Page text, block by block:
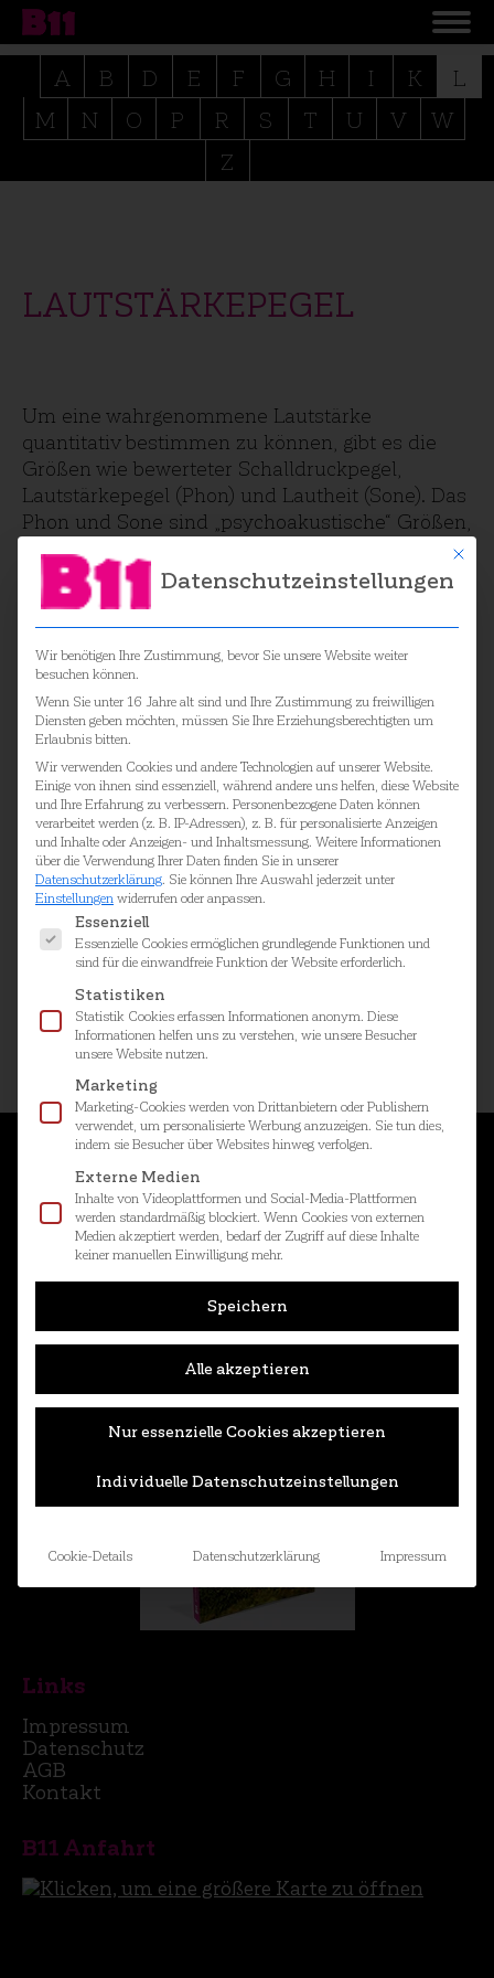
A B D E F G H I K
L
M
N O P R S T U V
W
Z
LAUTSTÄRKEPEGEL
Um eine wahrgenommene Lautstärke
quantitativ bestimmen zu können, gibt es die
Größen wie bewerteter Schalldruckpegel,
Lautstärkepegel (Phon) und Lautheit (Sone). Das
Phon und Sone sind „psychoakustische“ Größen,
welche die Wahrnehmung von Schall
beschreiben, nicht ihre physikalischen
Eigenschaften. Durch Hörversuche ist die
Definition dieser Größen möglich. Der bewertete
Schalldruckpegel leistet zwar eine
psychoakustische, dennoch brauchbare und
standardisierte Berücksichtigung der
Frequenzabhängigkeit der menschlichen
Lautstärke-Wahrnehmung. Dies ist für
akustische Grenzwerte in fast jeder gesetzlichen
Bestimmung und Standards maßgeblich.
Digitale Schallpegelmessgeräte können auch die
psychoakustischen Größen Phon und Sone
anzeigen.
Schalldruckpegel verschiedener Schallquellen
Mehr Infos finden Sie direkt bei Wikipedia
+49 8076 888 410
info@b11.com
Brandstätt 11
Germany
Links
Impressum
Datenschutz
AGB
Kontakt
B11 Anfahrt
Mit
Datenschutzeinstellungen
Wir benötigen Ihre Zustimmung, bevor Sie unsere Website weiter
besuchen können.
Wenn Sie unter 16 Jahre alt sind und Ihre Zustimmung zu freiwilligen
Diensten geben möchten, müssen Sie Ihre Erziehungsberechtigten um
Erlaubnis bitten.
Wir verwenden Cookies und andere Technologien auf unserer Website.
Einige von ihnen sind essenziell, während andere uns helfen, diese Website
und Ihre Erfahrung zu verbessern. Personenbezogene Daten können
verarbeitet werden (z. B. IP-Adressen), z. B. für personalisierte Anzeigen
und Inhalte oder Anzeigen- und Inhaltsmessung. Weitere Informationen
über die Verwendung Ihrer Daten finden Sie in unserer
Datenschutzerklärung. Sie können Ihre Auswahl jederzeit unter
Einstellungen widerrufen oder anpassen.
Es folgt eine Liste der Service-Gruppen, für die
Essenziell
Essenzielle Cookies ermöglichen grundlegende Funktionen und
sind für die einwandfreie Funktion der Website erforderlich.
Statistiken
Statistik Cookies erfassen Informationen anonym. Diese
Informationen helfen uns zu verstehen, wie unsere Besucher
unsere Website nutzen.
Marketing
Marketing-Cookies werden von Drittanbietern oder Publishern
verwendet, um personalisierte Werbung anzuzeigen. Sie tun dies,
indem sie Besucher über Websites hinweg verfolgen.
Externe Medien
Inhalte von Videoplattformen und Social-Media-Plattformen
werden standardmäßig blockiert. Wenn Cookies von externen
Medien akzeptiert werden, bedarf der Zugriff auf diese Inhalte
keiner manuellen Einwilligung mehr.
Speichern
Alle akzeptieren
Nur essenzielle Cookies akzeptieren
Individuelle Datenschutzeinstellungen
Cookie-Details Datenschutzerklärung Impressum